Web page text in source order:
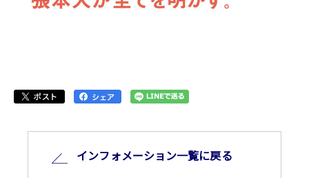
インフォメーション⼀覧に戻る